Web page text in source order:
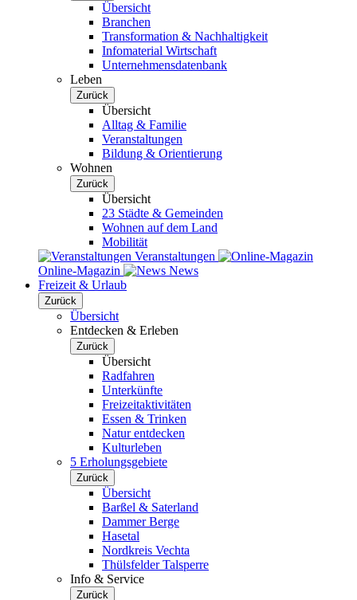
Übersicht
Branchen
Transformation & Nachhaltigkeit
Infomaterial Wirtschaft
Unternehmensdatenbank
Leben
Zurück
Übersicht
Alltag & Familie
Veranstaltungen
Bildung & Orientierung
Wohnen
Zurück
Übersicht
23 Städte & Gemeinden
Wohnen auf dem Land
Mobilität
Veranstaltungen
Online-Magazin
News
Freizeit & Urlaub
Zurück
Übersicht
Entdecken & Erleben
Zurück
Übersicht
Radfahren
Unterkünfte
Freizeitaktivitäten
Essen & Trinken
Natur entdecken
Kulturleben
5 Erholungsgebiete
Zurück
Übersicht
Barßel & Saterland
Dammer Berge
Hasetal
Nordkreis Vechta
Thülsfelder Talsperre
Info & Service
Zurück